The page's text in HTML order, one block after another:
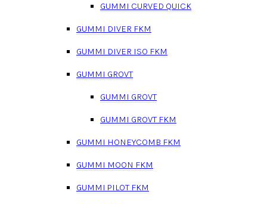
GUMMI CURVED QUICK
GUMMI DIVER FKM
GUMMI DIVER ISO FKM
GUMMI GROVT
GUMMI GROVT
GUMMI GROVT FKM
GUMMI HONEYCOMB FKM
GUMMI MOON FKM
GUMMI PILOT FKM